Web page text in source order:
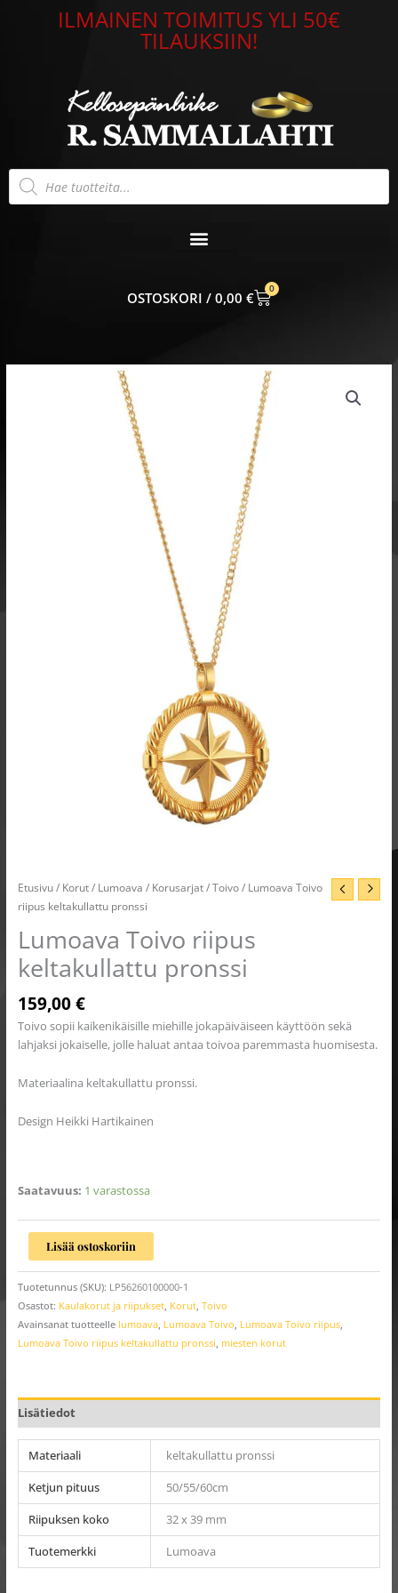
ILMAINEN TOIMITUS YLI 50€
TILAUKSIIN!
Products
search
0,00 €
0
CART
Etusivu/ Korut/ Lumoava / Korusarjat/Toivo/ Lumoava Toivo
riipus keltakullattu pronssi
Lumoava Toivo riipus
keltakullattu pronssi
159,00€
Toivo sopii kaikenikäisille miehille jokapäiväiseen käyttöön sekä
lahjaksi jokaiselle, jolle haluat antaa toivoa paremmasta huomisesta.
Materiaalina keltakullattu pronssi.
Design Heikki Hartikainen
Saatavuus: 1 varastossa
Lisää ostoskoriin
Tuotetunnus (SKU): LP56260100000-1
Osastot: Kaulakorut ja riipukset, Korut, Toivo
Avainsanat tuotteelle lumoava, Lumoava Toivo, Lumoava Toivo riipus,
Lumoava Toivo riipus keltakullattu pronssi, miesten korut
Lisätiedot
Materiaali
keltakullattu pronssi
Ketjun pituus
50/55/60cm
Riipuksen koko
32 x 39 mm
Tuotemerkki
Lumoava